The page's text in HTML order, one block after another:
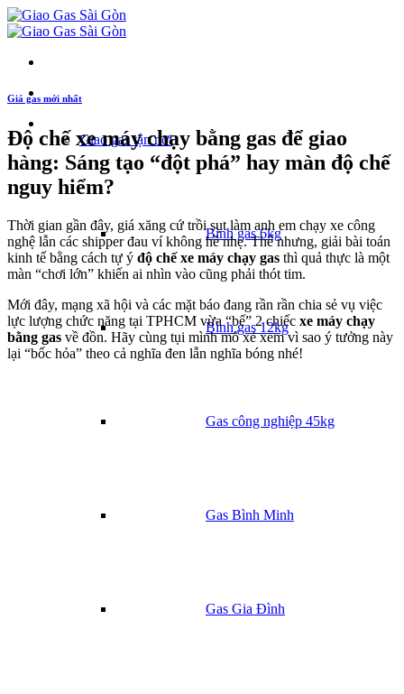
Giao gas tận nơi
Bình gas 6kg
Bình gas 12kg
Gas công nghiệp 45kg
Gas Bình Minh
Gas Gia Đình
Giá gas mới nhất
Độ chế xe máy chạy bằng gas để giao
hàng: Sáng tạo “đột phá” hay màn độ chế
nguy hiểm?
Thời gian gần đây, giá xăng cứ trồi sụt làm anh em chạy xe công
nghệ lẫn các shipper đau ví không hề nhẹ. Thế nhưng, giải bài toán
kinh tế bằng cách tự ý độ chế xe máy chạy gas thì quả thực là một
màn “chơi lớn” khiến ai nhìn vào cũng phải thót tim.
Mới đây, mạng xã hội và các mặt báo đang rần rần chia sẻ vụ việc
lực lượng chức năng tại TPHCM vừa “bế” 2 chiếc xe máy chạy
bằng gas về đồn. Hãy cùng tụi mình mổ xẻ xem vì sao ý tưởng này
lại “bốc hỏa” theo cả nghĩa đen lẫn nghĩa bóng nhé!